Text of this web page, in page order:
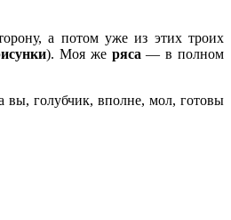
а потом уже из этих троих
). Моя же ряса — в полном
вы, голубчик, вполне, мол, готовы